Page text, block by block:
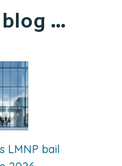
...
LMNP bail